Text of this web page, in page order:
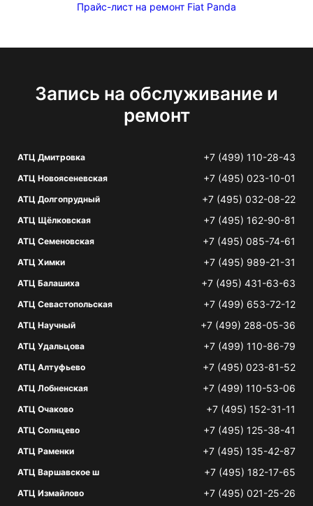
Прайс-лист на ремонт Fiat Panda
Запись на обслуживание и
ремонт
АТЦ Дмитровка +7 (499) 110-28-43
АТЦ Новоясеневская +7 (495) 023-10-01
АТЦ Долгопрудный +7 (495) 032-08-22
АТЦ Щёлковская +7 (495) 162-90-81
АТЦ Семеновская +7 (495) 085-74-61
АТЦ Химки +7 (495) 989-21-31
АТЦ Балашиха +7 (495) 431-63-63
АТЦ Севастопольская +7 (499) 653-72-12
АТЦ Научный +7 (499) 288-05-36
АТЦ Удальцова +7 (499) 110-86-79
АТЦ Алтуфьево +7 (495) 023-81-52
АТЦ Лобненская +7 (499) 110-53-06
АТЦ Очаково +7 (495) 152-31-11
АТЦ Солнцево +7 (495) 125-38-41
АТЦ Раменки +7 (495) 135-42-87
АТЦ Варшавское ш +7 (495) 182-17-65
АТЦ Измайлово +7 (495) 021-25-26